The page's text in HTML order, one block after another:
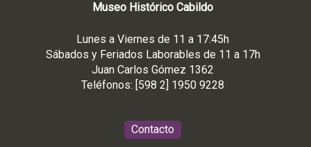
Museo Histórico Cabildo
Lunes a Viernes de 11 a 17:45h
Sábados y Feriados Laborables de 11 a 17h
Juan Carlos Gómez 1362
Teléfonos: [598 2] 1950 9228
Contacto